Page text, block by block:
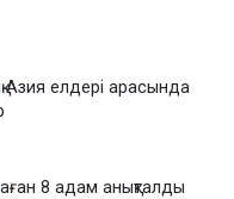
Азия елдері арасында
8 адам анықталды